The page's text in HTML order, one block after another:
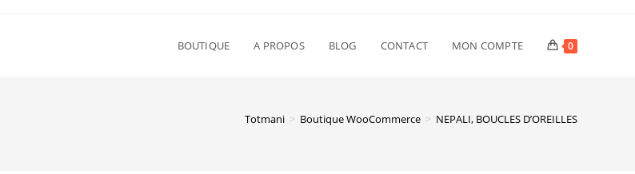
BOUTIQUE A PROPOS BLOG CONTACT MON COMPTE 0
Totmani > Boutique WooCommerce > NEPALI, BOUCLES D’OREILLES